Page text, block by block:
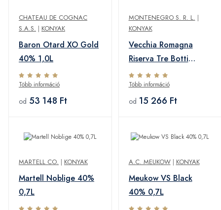
CHATEAU DE COGNAC
S.A.S. | KONYAK
Baron Otard XO Gold
40% 1,0L
Több információ
od 53 148 Ft
MONTENEGRO S. R. L. |
KONYAK
Vecchia Romagna
Riserva Tre Botti
40,8% 0,7L
Több információ
od 15 266 Ft
MARTELL CO. | KONYAK
Martell Noblige 40%
0,7L
A.C. MEUKOW| KONYAK
Meukow VS Black
40% 0,7L